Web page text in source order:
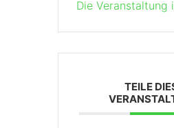
Die Veranstaltung
TEILE